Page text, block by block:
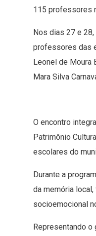
115 professores
Nos dias 27 e
professores das
Leonel de Moura
Mara Silva
O encontro
Patrimônio
escolares do
Durante a
da memória
socioemocional
Representando o